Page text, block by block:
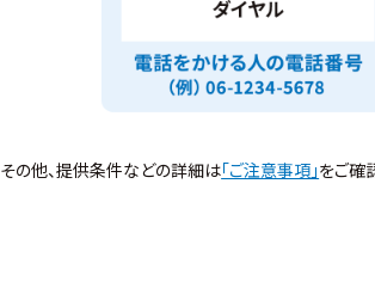
その他、提供条件などの詳細は「ご注意事項」をご確